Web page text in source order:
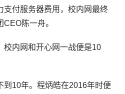
支付服务器费用，校内网最终
陈一舟。
校内网和开心网一战便是10
到10年。程炳皓在2016年时便